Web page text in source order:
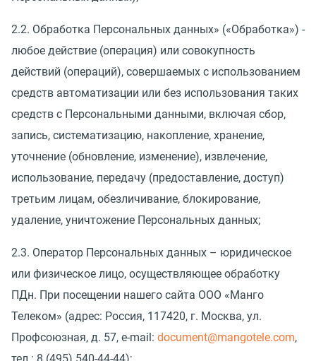
2.2. Обработка Персональных данных» («Обработка») -
любое действие (операция) или совокупность
действий (операций), совершаемых с использованием
средств автоматизации или без использования таких
средств с Персональными данными, включая сбор,
запись, систематизацию, накопление, хранение,
уточнение (обновление, изменение), извлечение,
использование, передачу (предоставление, доступ)
третьим лицам, обезличивание, блокирование,
удаление, уничтожение Персональных данных;
2.3. Оператор Персональных данных – юридическое
или физическое лицо, осуществляющее обработку
ПДн. При посещении нашего сайта ООО «Манго
Телеком» (адрес: Россия, 117420, г. Москва, ул.
Профсоюзная, д. 57, e-mail: document@mangotele.com,